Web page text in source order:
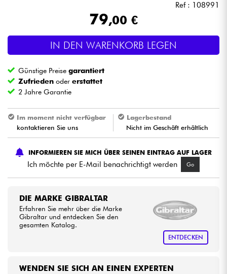
Licht
Drums
Violinen & Quartett
Kinder
HiFi
Ref : 108991
79,00 €
IN DEN WARENKORB LEGEN
Günstige Preisegarantiert
Zufrieden odererstattet
2 Jahre Garantie
Im moment nicht verfügbar
kontaktieren Sie uns
Lagerbestand
Nicht im Geschäft erhältlich
INFORMIEREN SIE MICH ÜBER SEINEN EINTRAG AUF LAGER
Ich möchte per E-Mail benachrichtigt werden Go
DIE MARKE GIBRALTAR
Erfahren Sie mehr über die Marke
Gibraltar und entdecken Sie den
gesamten Katalog.
ENTDECKEN
WENDEN SIE SICH AN EINEN EXPERTEN